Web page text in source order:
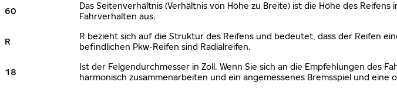
60
Das Seitenverhältnis (Verhältnis von Höhe zu Breite) ist die Höhe des
Fahrverhalten aus.
R
R bezieht sich auf die Struktur des Reifens und bedeutet, dass der Reifen
befindlichen Pkw-Reifen sind Radialreifen.
18
Ist der Felgendurchmesser in Zoll. Wenn Sie sich an die Empfehlungen des
harmonisch zusammenarbeiten und ein angemessenes Bremsspiel und eine